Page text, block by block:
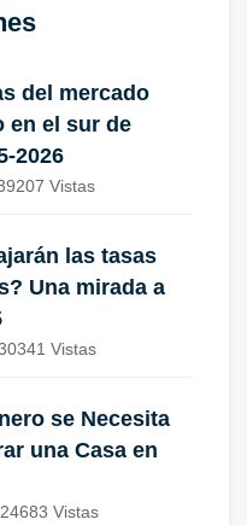
del mercado
en el sur de
2026
Vistas
las tasas
Una mirada a
Vistas
se Necesita
una Casa en
Vistas